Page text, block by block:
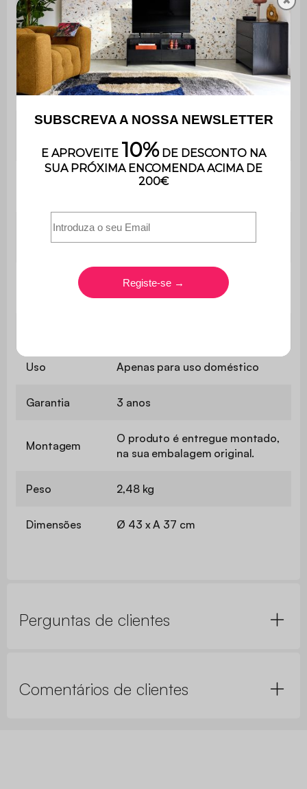
Revestimento
poliuretano (densidade:
18kg/m3)
Densidade da
espuma do
assento
Espuma de poliuretano (32
kg/m3)
Altura do
43 cm
Conforto do
assento
Peso máximo
110 kg
Uso Apenas para uso doméstico
Garantia 3 anos
Montagem
O produto é entregue montado,
na sua embalagem original.
Peso 2,48 kg
Dimensões Ø 43 x A 37 cm
Perguntas de clientes
Comentários de clientes